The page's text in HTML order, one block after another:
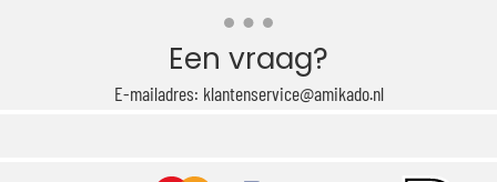
Een vraag?
E-mailadres: klantenservice@amikado.nl